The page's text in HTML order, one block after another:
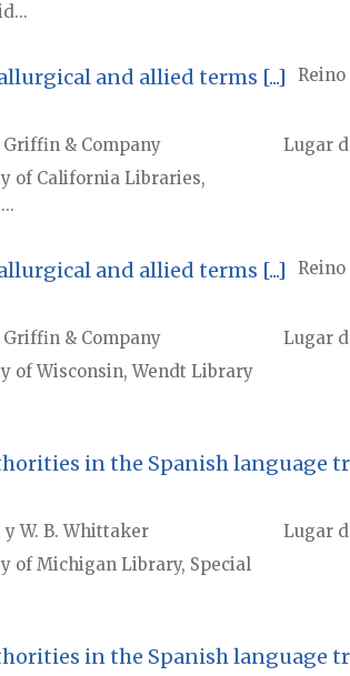
and allied terms [...]
Griffin & Company Lugar
of California Libraries,
and allied terms [...]
Griffin & Company Lugar
of Wisconsin, Wendt Library
in the Spanish language
y W. B. Whittaker Lugar
of Michigan Library, Special
in the Spanish language